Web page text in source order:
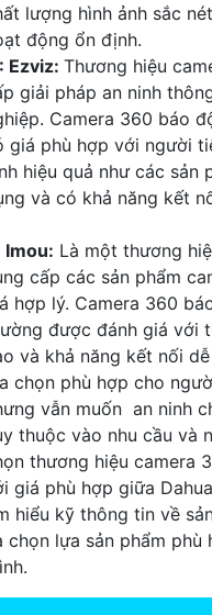
lượng hình ảnh sắc
động ổn định.
Ezviz: Thương hiệu
giải pháp an ninh
Camera 360 báo
giá phù hợp với người
hiệu quả như các sản
và có khả năng kết
Imou: Là một thương
cấp các sản phẩm
hợp lý. Camera 360
được đánh giá với
và khả năng kết nối
chọn phù hợp cho
vẫn muốn an ninh
thuộc vào nhu cầu và
thương hiệu camera
giá phù hợp giữa
hiểu kỹ thông tin về
chọn lựa sản phẩm phù